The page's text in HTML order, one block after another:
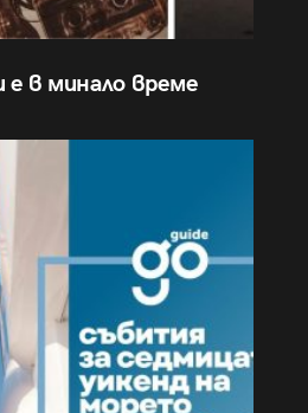
в минало време